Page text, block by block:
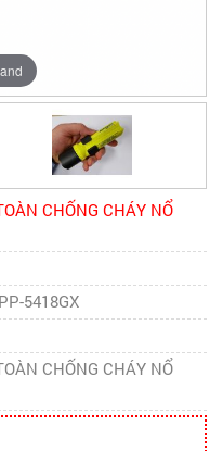
CHỐNG CHÁY NỔ
5418GX
CHỐNG CHÁY NỔ